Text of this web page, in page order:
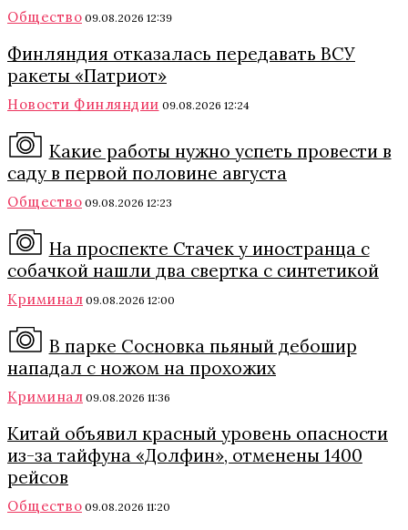
Общество 09.08.2026 12:39
Финляндия отказалась передавать ВСУ
ракеты «Патриот»
Новости Финляндии 09.08.2026 12:24
Какие работы нужно успеть провести в
саду в первой половине августа
Общество 09.08.2026 12:23
На проспекте Стачек у иностранца с
собачкой нашли два свертка с синтетикой
Криминал 09.08.2026 12:00
В парке Сосновка пьяный дебошир
нападал с ножом на прохожих
Криминал 09.08.2026 11:36
Китай объявил красный уровень опасности
из-за тайфуна «Долфин», отменены 1400
рейсов
Общество 09.08.2026 11:20